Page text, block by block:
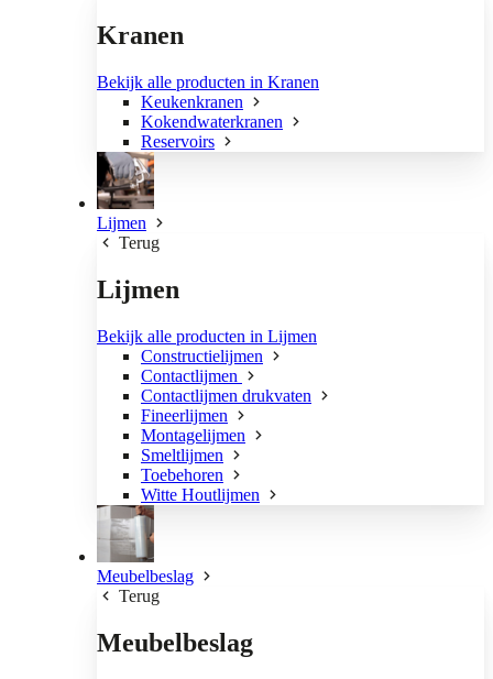
Kranen
Bekijk alle producten in Kranen
Keukenkranen
Kokendwaterkranen
Reservoirs
Lijmen
Terug
Lijmen
Bekijk alle producten in Lijmen
Constructielijmen
Contactlijmen
Contactlijmen drukvaten
Fineerlijmen
Montagelijmen
Smeltlijmen
Toebehoren
Witte Houtlijmen
Meubelbeslag
Terug
Meubelbeslag